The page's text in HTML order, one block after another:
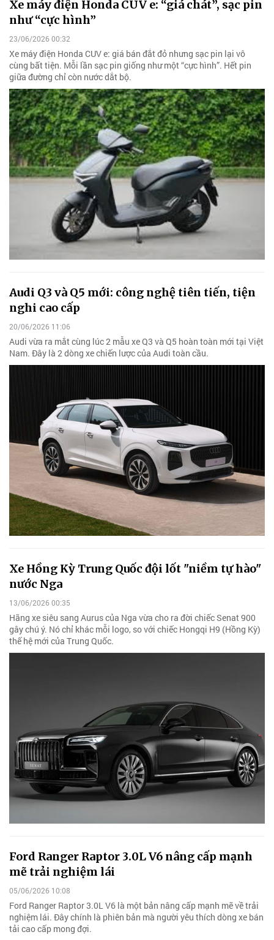
Xe máy điện Honda CUV e: “giá chát”, sạc pin
như “cực hình”
23/06/2026 00:32
Xe máy điện Honda CUV e: giá bán đắt đỏ nhưng sạc pin lại vô
cùng bất tiện. Mỗi lần sạc pin giống như một “cực hình”. Hết pin
giữa đường chỉ còn nước dắt bộ.
Audi Q3 và Q5 mới: công nghệ tiên tiến, tiện
nghi cao cấp
20/06/2026 11:06
Audi vừa ra mắt cùng lúc 2 mẫu xe Q3 và Q5 hoàn toàn mới tại Việt
Nam. Đây là 2 dòng xe chiến lược của Audi toàn cầu.
Xe Hồng Kỳ Trung Quốc đội lốt "niềm tự hào"
nước Nga
13/06/2026 00:35
Hãng xe siêu sang Aurus của Nga vừa cho ra đời chiếc Senat 900
gây chú ý. Nó chỉ khác mỗi logo, so với chiếc Hongqi H9 (Hồng Kỳ)
thế hệ mới của Trung Quốc.
Ford Ranger Raptor 3.0L V6 nâng cấp mạnh
mẽ trải nghiệm lái
05/06/2026 10:08
Ford Ranger Raptor 3.0L V6 là một bản nâng cấp mạnh mẽ về trải
nghiệm lái. Đây chính là phiên bản mà người yêu thích dòng xe bán
tải cao cấp mong đợi.